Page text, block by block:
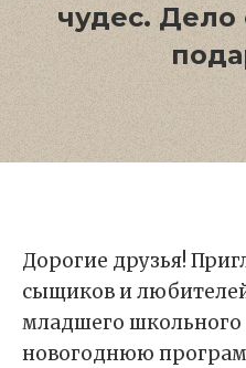
чудес.
Дорогие друзья!
сыщиков и
младшего школьного
новогоднюю